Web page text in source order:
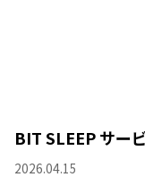
BIT SLEEP サー
2026.04.15